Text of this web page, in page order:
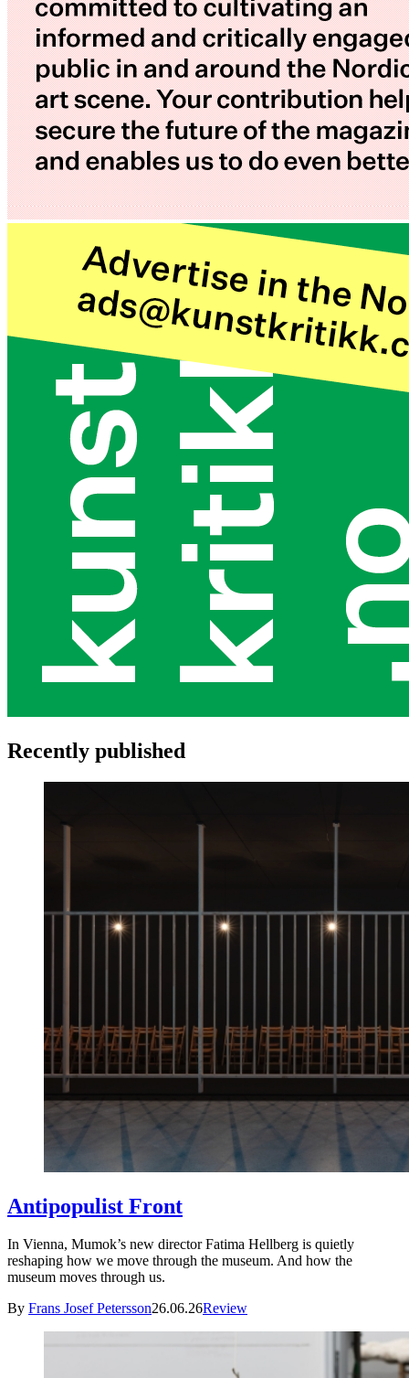
Recently published
Antipopulist Front
In Vienna, Mumok’s new director Fatima Hellberg is quietly
reshaping how we move through the museum. And how the
museum moves through us.
By Frans Josef Petersson26.06.26Review